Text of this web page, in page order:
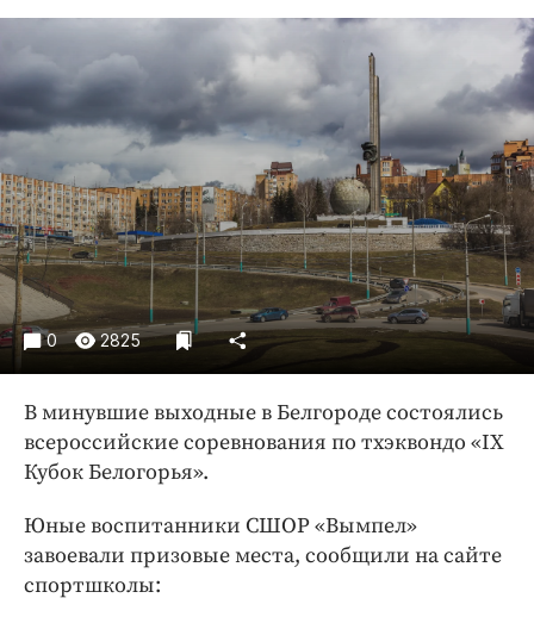
Благоустройство
Культура
Недвижимость и ЖКХ
Образование
Общество
Погода
Праздники
Происшествия
Спорт
Экономика и бизнес
ПРОЕКТЫ
Блоги
Медиаперсона
Интересное чтиво
0 2825
В минувшие выходные в Белгороде состоялись
всероссийские соревнования по тхэквондо «IX
Кубок Белогорья».
Юные воспитанники СШОР «Вымпел»
завоевали призовые места, сообщили на сайте
спортшколы: